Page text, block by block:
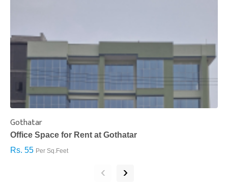
Gothatar
Office Space for Rent at Gothatar
Rs. 55 Per Sq.Feet
‹ ›